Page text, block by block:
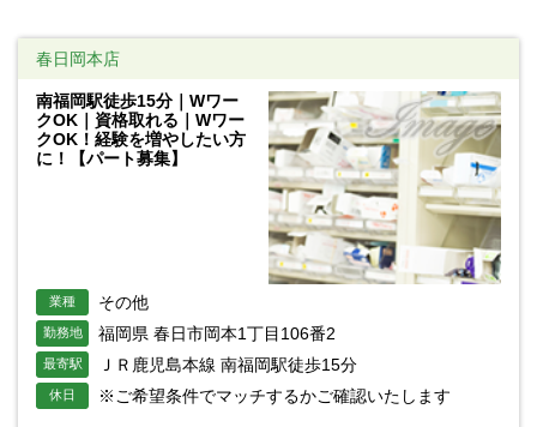
春日岡本店
南福岡駅徒歩15分｜Wワー
クOK｜資格取れる｜Wワー
クOK！経験を増やしたい方
に！【パート募集】
業種 その他
勤務地 福岡県 春日市岡本1丁目106番2
最寄駅 ＪＲ鹿児島本線 南福岡駅徒歩15分
休日 ※ご希望条件でマッチするかご確認いたします